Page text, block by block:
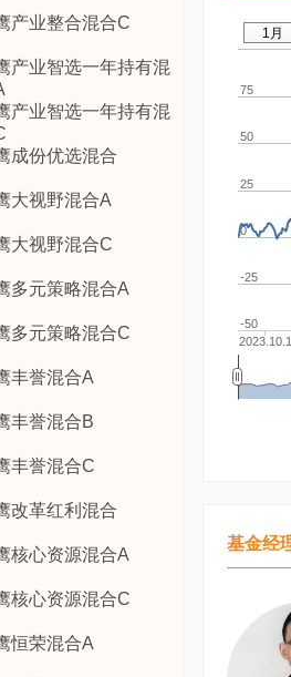
产业整合混合C
产业智选一年持有混
产业智选一年持有混
成份优选混合
大视野混合A
大视野混合C
多元策略混合A
多元策略混合C
丰誉混合A
丰誉混合B
丰誉混合C
改革红利混合
核心资源混合A
核心资源混合C
恒荣混合A
2023.10.1
0
-50
-25
25
50
75
1月
基金经